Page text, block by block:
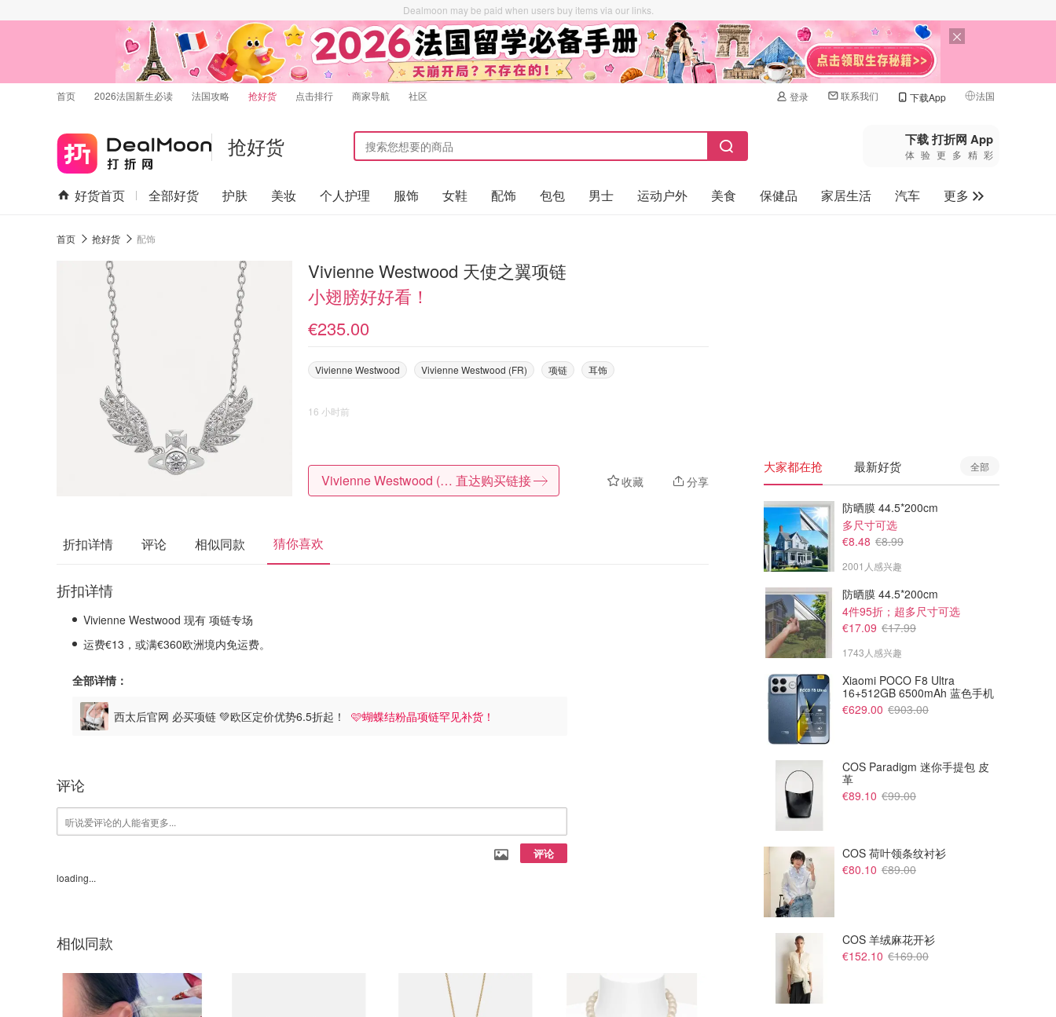
Dealmoon may be paid when users buy items via our links.
首页 2026法国新生必读 法国攻略 抢好货 点击排行 商家导航 社区 登录 联系我们 下载App 法国
🇺🇸美国
🇨🇳中国
🇨🇦加拿大
抢好货 下载 打折网 App
体验更多精彩
好货首页 全部好货 护肤 美妆 个人护理 服饰 女鞋 配饰 包包 男士 运动户外 美食 保健品 家居生活 汽车
更多
首页 抢好货 配饰
Vivienne Westwood 天使之翼项链
小翅膀好好看！
€235.00
Vivienne Westwood Vivienne Westwood (FR) 项链 耳饰
16 小时前
收藏 分享
Vivienne Westwood (FR) 直达购买链接
折扣详情 评论 相似同款 猜你喜欢
折扣详情
Vivienne Westwood 现有 项链专场
运费€13，或满€360欧洲境内免运费。
全部详情：
西太后官网 必买项链 💚欧区定价优势6.5折起！ 🩷蝴蝶结粉晶项链罕见补货！
评论
评论
loading...
相似同款
大家都在抢 最新好货 全部
防晒膜 44.5*200cm
多尺寸可选
€8.48 €8.99
2001人感兴趣
防晒膜 44.5*200cm
4件95折；超多尺寸可选
€17.09 €17.99
1743人感兴趣
Xiaomi POCO F8 Ultra
16+512GB 6500mAh 蓝色手机
€629.00 €903.00
COS Paradigm 迷你手提包 皮
革
€89.10 €99.00
COS 荷叶领条纹衬衫
€80.10 €89.00
COS 羊绒麻花开衫
€152.10 €169.00